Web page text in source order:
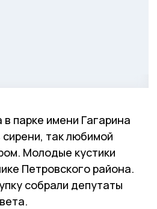
парке имени Гагарина
так любимой
Молодые кустики
Петровского района.
собрали депутаты